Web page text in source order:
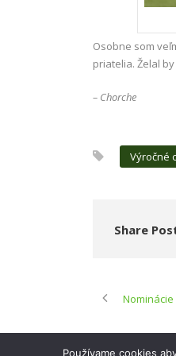
Osobne som
priatelia. Želal
– Chorche
Výročné
Share
Nominácie
Používame cookies